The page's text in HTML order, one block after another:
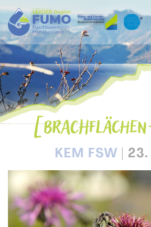
Hauptnavigation
Zum Inhalt
KEM FSW